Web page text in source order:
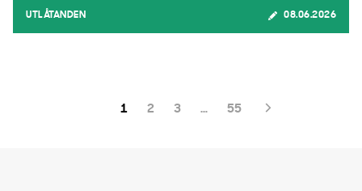
UTLÅTANDEN 08.06.2026
1 2 3 … 55